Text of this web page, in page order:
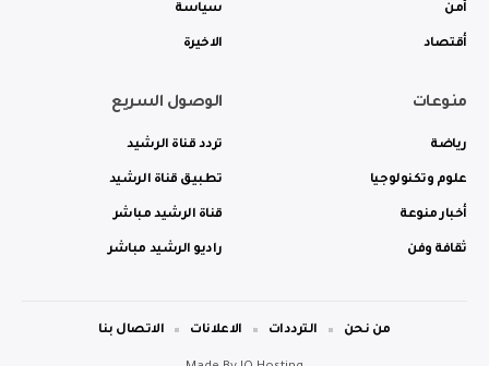
أمن
أقتصاد
سياسة
الاخيرة
منوعات
رياضة
علوم وتكنولوجيا
أخبار منوعة
ثقافة وفن
الوصول السريع
تردد قناة الرشيد
تطبيق قناة الرشيد
قناة الرشيد مباشر
راديو الرشيد مباشر
من نحن الترددات الاعلانات الاتصال بنا